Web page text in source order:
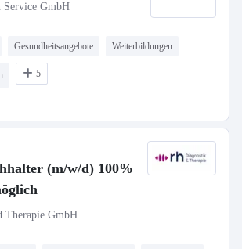
GmbH
Gesundheitsangebote Weiterbildungen
5
(m/w/d) 100%
Therapie GmbH